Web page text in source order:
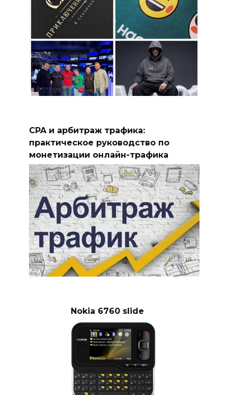
CPA и арбитраж трафика:
практическое руководство по
монетизации онлайн-трафика
Nokia 6760 slide